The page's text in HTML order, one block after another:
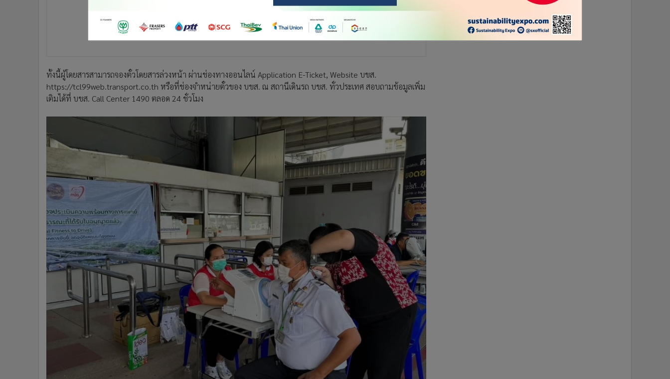
ทั้งนี้ผู้โดยสารสามารถจองตั๋วโดยสารล่วงหน้า ผ่านช่องทางออนไลน์ Application E-Ticket, Website บขส.
https://tcl99web.transport.co.th หรือที่ช่องจำหน่ายตั๋วของ บขส. ณ สถานีเดินรถ บขส. ทั่วประเทศ สอบถามข้อมูลเพิ่ม
เติมได้ที่ บขส. Call Center 1490 ตลอด 24 ชั่วโมง